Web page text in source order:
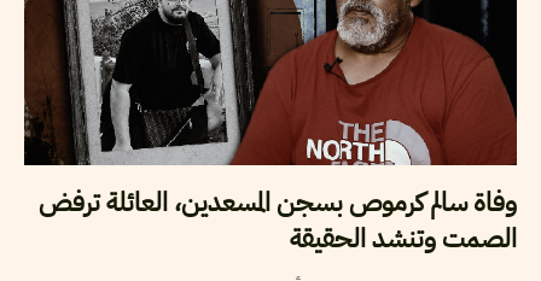
وفاة سالم كرموص بسجن المسعدين، العائلة ترفض
الصمت وتنشد الحقيقة